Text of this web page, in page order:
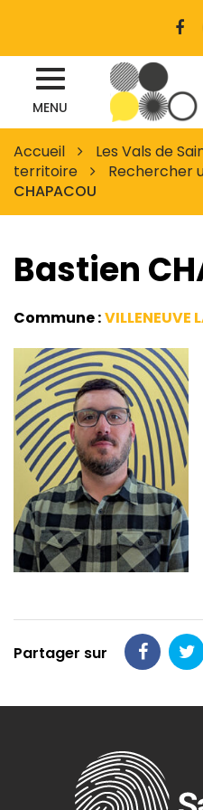
MENU Site
officiel
des
Vals
de
Accueil Les Vals de
territoire
Rechercher
CHAPACOU
Bastien
Commune :VILLENEUVE
Partager sur